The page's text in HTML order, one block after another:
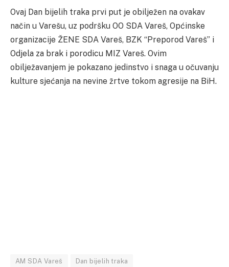
Ovaj Dan bijelih traka prvi put je obilježen na ovakav
način u Varešu, uz podršku OO SDA Vareš, Općinske
organizacije ŽENE SDA Vareš, BZK “Preporod Vareš” i
Odjela za brak i porodicu MIZ Vareš. Ovim
obilježavanjem je pokazano jedinstvo i snaga u očuvanju
kulture sjećanja na nevine žrtve tokom agresije na BiH.
AM SDA Vareš Dan bijelih traka